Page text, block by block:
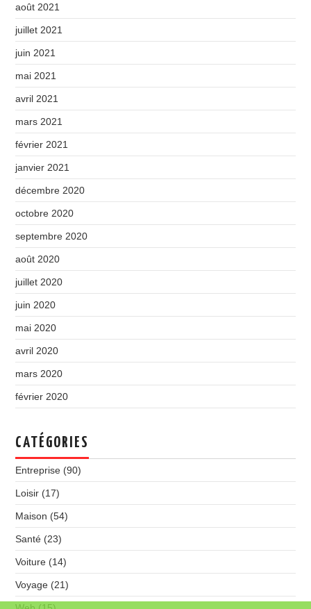
août 2021
juillet 2021
juin 2021
mai 2021
avril 2021
mars 2021
février 2021
janvier 2021
décembre 2020
octobre 2020
septembre 2020
août 2020
juillet 2020
juin 2020
mai 2020
avril 2020
mars 2020
février 2020
CATÉGORIES
Entreprise (90)
Loisir (17)
Maison (54)
Santé (23)
Voiture (14)
Voyage (21)